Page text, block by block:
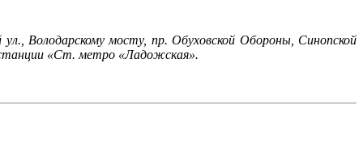
Володарскому мосту, пр. Обуховской Обороны, Синопской
станции «Ст. метро «Ладожская».